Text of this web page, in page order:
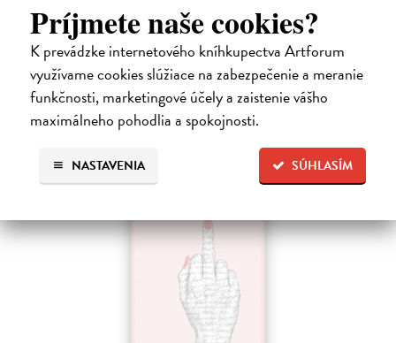
Príjmete naše cookies?
K prevádzke internetového kníhkupectva Artforum
využívame cookies slúžiace na zabezpečenie a meranie
funkčnosti, marketingové účely a zaistenie vášho
maximálneho pohodlia a spokojnosti.
SÚHLASÍM
NASTAVENIA
oznámi, že ju podvádza a žení sa s inou. Jej život sa zrazu rúca.
Na sklade
13,71 €
14,90 € ?
na sklade